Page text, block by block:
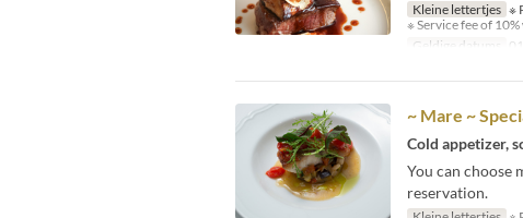
Kleine lettertjes ※
※ Service fee of
Geldige datums
~ Mare ~
Cold appetizer,
You can choose
reservation.